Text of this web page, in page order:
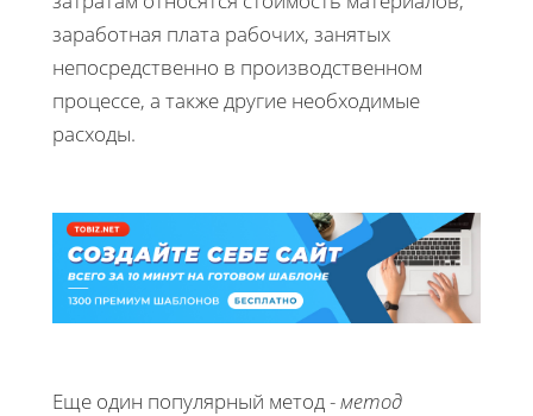
заработная плата рабочих, занятых
непосредственно в производственном
процессе, а также другие необходимые
расходы.
Еще один популярный метод -метод